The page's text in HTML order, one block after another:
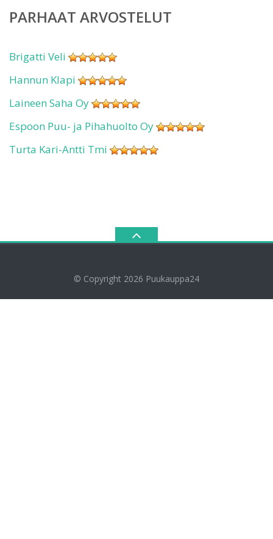
PARHAAT ARVOSTELUT
Brigatti Veli
Hannun Klapi
Laineen Saha Oy
Espoon Puu- ja Pihahuolto Oy
Turta Kari-Antti Tmi
© Copyright 2026 Puukauppa24